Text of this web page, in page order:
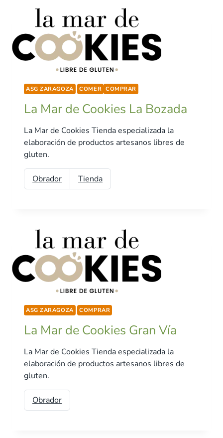
ASG ZARAGOZA COMER COMPRAR
La Mar de Cookies La Bozada
La Mar de Cookies Tienda especializada la
elaboración de productos artesanos libres de
gluten.
Obrador Tienda
ASG ZARAGOZA COMPRAR
La Mar de Cookies Gran Vía
La Mar de Cookies Tienda especializada la
elaboración de productos artesanos libres de
gluten.
Obrador